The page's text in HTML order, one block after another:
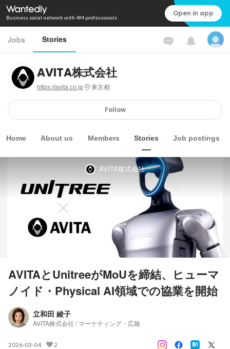
Business social network with 4M professionals Open in app
Jobs Stories
AVITA株式会社
https://avita.co.jp 東京都
Follow
Home About us Members Stories Job postings
AVITA株式会社
AVITAとUnitreeがMoUを締結、ヒューマ
ノイド・Physical AI領域での協業を開始
立和田 綾子
AVITA株式会社 / マーケティング・広報
2026-03-04 2